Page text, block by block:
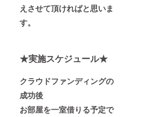
えさせて頂ければと思いま
す。
★実施スケジュール★
クラウドファンディングの
成功後
お部屋を一室借りる予定で